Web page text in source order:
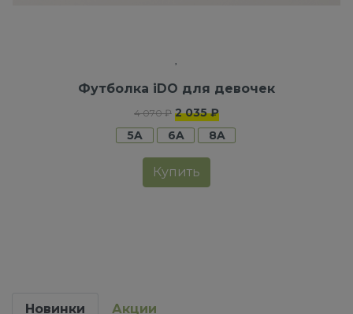
Футболка iDO для девочек
4 070 ₽ 2 035 ₽
5A
6A 8A
Купить
Новинки Акции